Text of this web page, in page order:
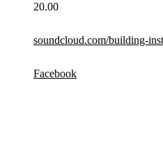
20.00
soundcloud.com/building-
Facebook